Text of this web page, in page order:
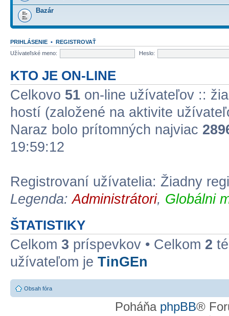
Bazár
PRIHLÁSENIE • REGISTROVAŤ
Užívateľské meno:
Heslo:
KTO JE ON-LINE
Celkovo 51 on-line užívateľov ::
hostí (založené na aktivite
Naraz bolo prítomných najviac
19:59:12
Registrovaní užívatelia: Žiadny
Legenda:Administrátori, Globálni
ŠTATISTIKY
Celkom 3 príspevkov • Celkom 2
užívateľom je TinGEn
Obsah fóra
Poháňa phpBB®